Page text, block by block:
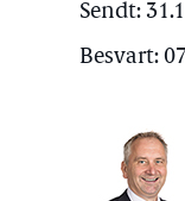
Sendt:
Besvart: